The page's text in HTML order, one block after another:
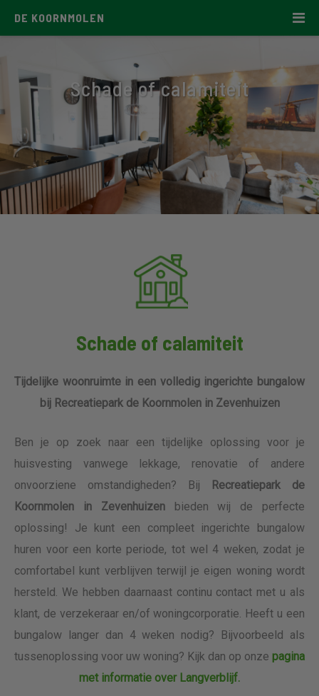
DE KOORNMOLEN
Schade of calamiteit
Schade of calamiteit
Tijdelijke woonruimte in een volledig ingerichte bungalow
bij Recreatiepark de Koornmolen in Zevenhuizen
Ben je op zoek naar een tijdelijke oplossing voor je
huisvesting vanwege lekkage, renovatie of andere
onvoorziene omstandigheden? Bij
Recreatiepark de
Koornmolen in Zevenhuizenbieden wij de perfecte
oplossing! Je kunt een compleet ingerichte bungalow
huren voor een korte periode, tot wel 4 weken, zodat je
comfortabel kunt verblijven terwijl je eigen woning wordt
hersteld. We hebben daarnaast continu contact met u als
klant, de verzekeraar en/of woningcorporatie. Heeft u een
bungalow langer dan 4 weken nodig? Bijvoorbeeld als
tussenoplossing voor uw woning? Kijk dan op onze pagina
met informatie over Langverblijf.